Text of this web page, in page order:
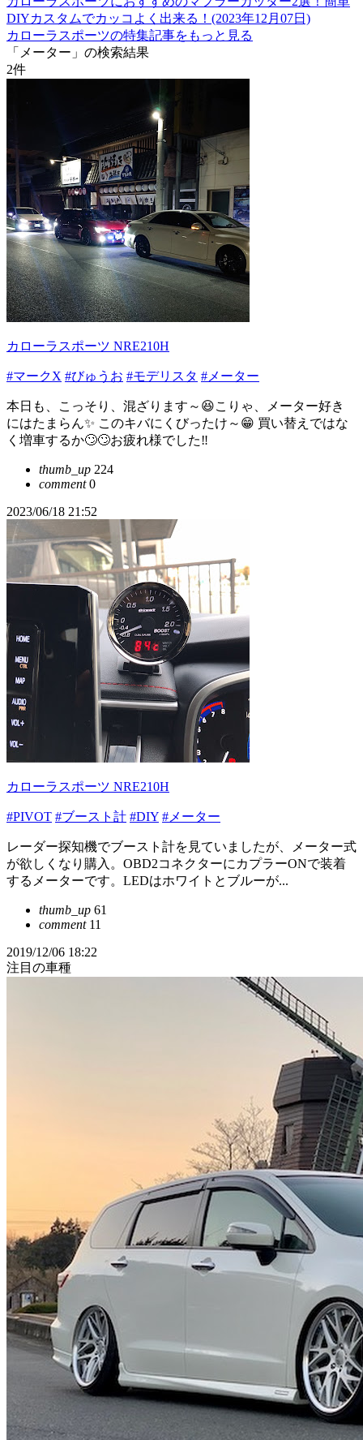
DIYカスタムでカッコよく出来る！(2023年12月07日)
カローラスポーツの特集記事をもっと見る
「メーター」の検索結果
2件
カローラスポーツ NRE210H
#マークX #びゅうお #モデリスタ #メーター
本日も、こっそり、混ざります～😆こりゃ、メーター好き
にはたまらん✨ このキバにくびったけ～😁 買い替えではな
く増車するか🙄🙄お疲れ様でした‼️
thumb_up 224
comment0
2023/06/18 21:52
カローラスポーツ NRE210H
#PIVOT #ブースト計 #DIY #メーター
レーダー探知機でブースト計を見ていましたが、メーター式
が欲しくなり購入。OBD2コネクターにカプラーONで装着
するメーターです。LEDはホワイトとブルーが...
thumb_up 61
comment11
2019/12/06 18:22
注目の車種